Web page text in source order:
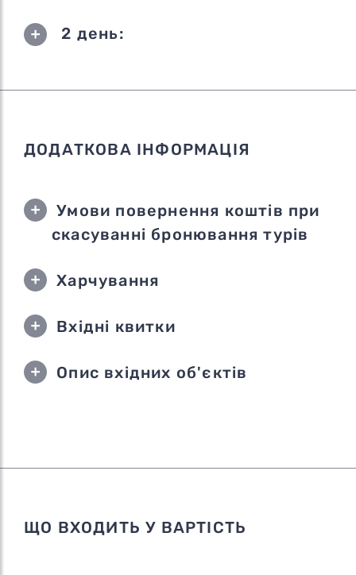
2 день:
ДОДАТКОВА ІНФОРМАЦІЯ
Умови повернення коштів при
скасуванні бронювання турів
Харчування
Вхідні квитки
Опис вхідних об'єктів
ЩО ВХОДИТЬ У ВАРТІСТЬ